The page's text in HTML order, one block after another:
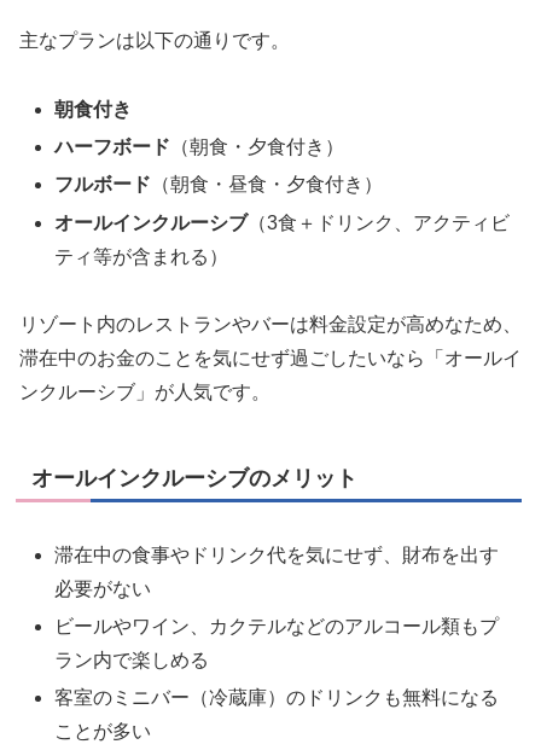
主なプランは以下の通りです。
朝食付き
ハーフボード （朝食・夕食付き）
フルボード （朝食・昼食・夕食付き）
オールインクルーシブ（3食＋ドリンク、アクティビ
ティ等が含まれる）
リゾート内のレストランやバーは料金設定が高めなため、
滞在中のお金のことを気にせず過ごしたいなら「オールイ
ンクルーシブ」が人気です。
オールインクルーシブのメリット
滞在中の食事やドリンク代を気にせず、財布を出す
必要がない
ビールやワイン、カクテルなどのアルコール類もプ
ラン内で楽しめる
客室のミニバー（冷蔵庫）のドリンクも無料になる
ことが多い